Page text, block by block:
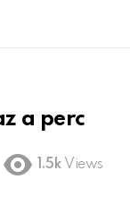
a perc
1.5k Views